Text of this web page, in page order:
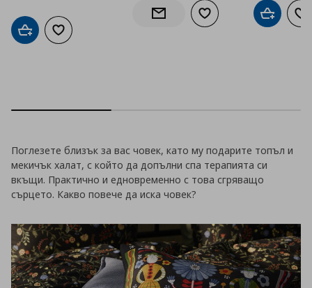
Добави в кошницата
Добави към списъка с любими
Информирай ме за наличност
Добави към списъка
Добави
Поглезете близък за вас човек, като му подарите топъл и
мекичък халат, с който да допълни спа терапията си
вкъщи. Практично и едновременно с това сгряващо
сърцето. Какво повече да иска човек?